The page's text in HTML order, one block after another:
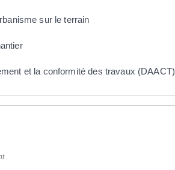
sur le terrain
et la conformité des travaux (DAACT)